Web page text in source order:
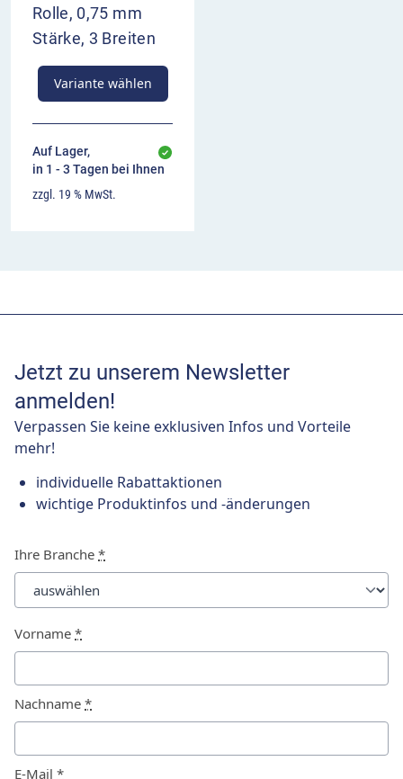
Rolle, 0,75 mm
Stärke, 3 Breiten
Variante wählen
Auf Lager,
in 1 - 3 Tagen bei Ihnen
zzgl. 19 % MwSt.
Jetzt zu unserem Newsletter
anmelden!
Verpassen Sie keine exklusiven Infos und Vorteile
mehr!
individuelle Rabattaktionen
wichtige Produktinfos und -änderungen
Ihre Branche *
Vorname *
Nachname *
E-Mail *